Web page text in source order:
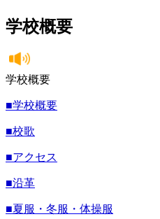
学校概要
学校概要
■学校概要
■校歌
■アクセス
■沿革
■夏服・冬服・体操服